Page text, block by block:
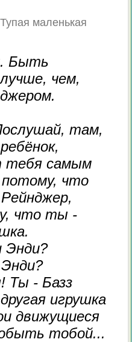
маленькая
Быть
чем,
там,
тебя самым
потому, что
что ты -
Энди?
Ты - Базз
игрушка
движущиеся
тобой...